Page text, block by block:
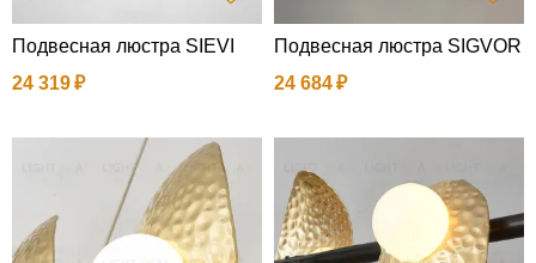
Подвесная люстра SIEVI
24 319
Подвесная люстра SIGVOR
24 684